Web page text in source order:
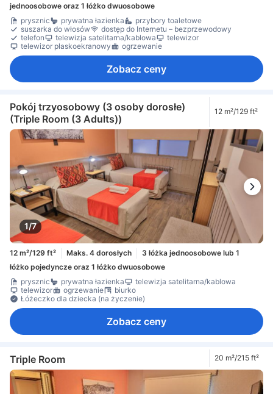
jednoosobowe oraz 1 łóżko dwuosobowe
prysznic
prywatna łazienka
przybory toaletowe
suszarka do włosów
dostęp do Internetu – bezprzewodowy
telefon
telewizja satelitarna/kablowa
telewizor
telewizor płaskoekranowy
ogrzewanie
Zobacz ceny
Pokój trzyosobowy (3 osoby dorosłe)
(Triple Room (3 Adults))
12 m²/129 ft²
1/7
12 m²/129 ft² Maks. 4 dorosłych
3 łóżka jednoosobowe lub 1
łóżko pojedyncze oraz 1 łóżko dwuosobowe
prysznic
prywatna łazienka
telewizja satelitarna/kablowa
telewizor
ogrzewanie
biurko
Łóżeczko dla dziecka (na życzenie)
Zobacz ceny
Triple Room 20 m²/215 ft²